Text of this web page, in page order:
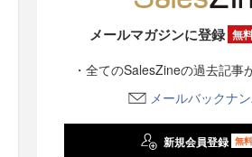
メールマガジンに登録 無
・全てのSalesZineの過去記事
メールバックナ
新規会員登録 無料